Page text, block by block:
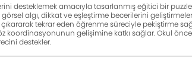
desteklemek amacıyla tasarlanmış eğitici bir
algı, dikkat ve eşleştirme becerilerini
tekrar eden öğrenme süreciyle pekiştirme
koordinasyonunun gelişimine katkı sağlar. Okul
destekler.